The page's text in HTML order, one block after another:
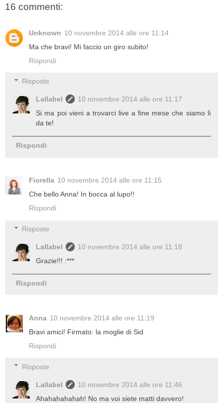
16 commenti:
Unknown 10 novembre 2014 alle ore 11:14
Ma che bravi! Mi faccio un giro subito!
Rispondi
Risposte
Lallabel
10 novembre 2014 alle ore 11:17
Si ma poi vieni a trovarci live a fine mese che siamo lì
da te!
Rispondi
Fiorella 10 novembre 2014 alle ore 11:15
Che bello Anna! In bocca al lupo!!
Rispondi
Risposte
Lallabel
10 novembre 2014 alle ore 11:18
Grazie!!! :***
Rispondi
Anna 10 novembre 2014 alle ore 11:19
Bravi amici! Firmato: la moglie di Sid
Rispondi
Risposte
Lallabel
10 novembre 2014 alle ore 11:46
Ahahahahahah! No ma voi siete matti davvero!